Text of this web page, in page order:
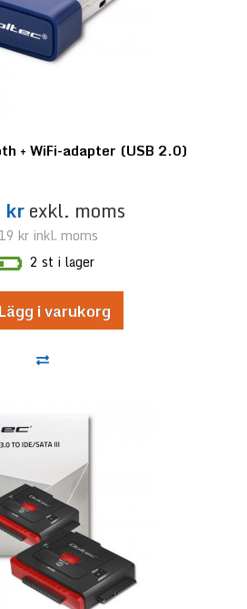
+ WiFi-adapter (USB 2.0)
krexkl. moms
krinkl. moms
2 st i lager
Lägg i varukorg